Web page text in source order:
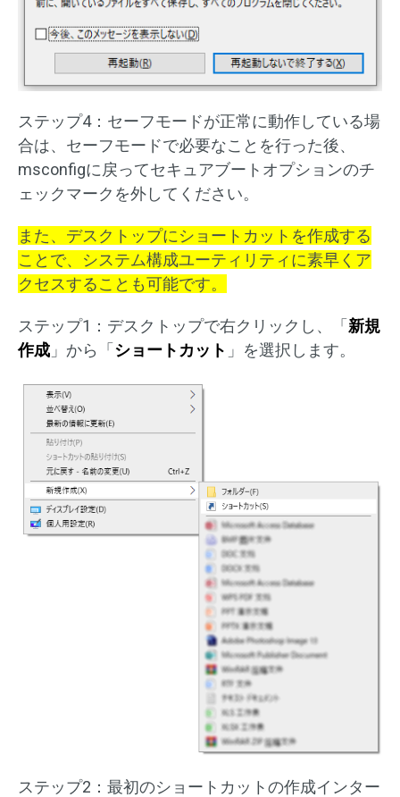
ステップ4：セーフモードが正常に動作している場
合は、セーフモードで必要なことを行った後、
msconfigに戻ってセキュアブートオプションのチ
ェックマークを外してください。
また、デスクトップにショートカットを作成する
ことで、システム構成ユーティリティに素早くア
クセスすることも可能です。
ステップ1：デスクトップで右クリックし、「 新規
作成 」から「 ショートカット 」を選択します。
ステップ2：最初のショートカットの作成インター